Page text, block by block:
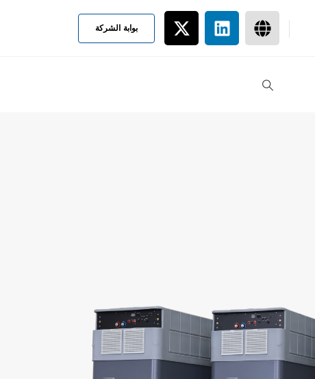
بوابة الشركة